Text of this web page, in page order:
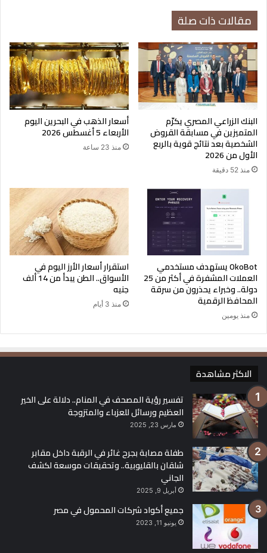
مقالات ذات صلة
البنك الزراعي المصري يكرّم
المتميزين في مسابقة القروض
الشخصية بعد نتائج قوية بالربع
الأول من 2026
منذ 52 دقيقة
أسعار الذهب في البحرين اليوم
الأربعاء 5 أغسطس 2026
منذ 23 ساعة
OkoBot يستهدف مستخدمي
العملات المشفرة في أكثر من 25
دولة.. وخبراء يحذرون من سرقة
المحافظ الرقمية
منذ يومين
استقرار أسعار الأرز اليوم في
الأسواق.. الطن يبدأ من 14 ألف
جنيه
منذ 3 أيام
الاكثر مشاهدة
تفسير رؤية المصحف في المنام.. دلالة على الخير
العظيم ورسائل للعزباء والمتزوجة
مارس 23, 2025
طفلة مصابة بجرح غائر في الرقبة داخل مقابر
شلقان بالقليوبية.. وتحقيقات موسعة لكشف
الجاني
أبريل 9, 2025
جميع أكواد شركات المحمول في مصر
يونيو 11, 2023